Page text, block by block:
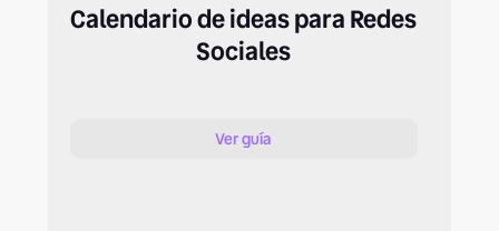
Calendario de ideas para Redes
Sociales
Ver guía